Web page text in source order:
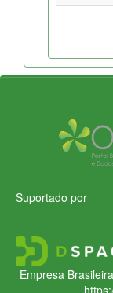
Suportado por
Empresa